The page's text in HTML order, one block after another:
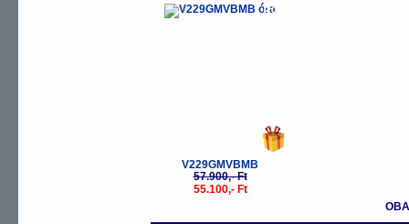
-5%
V229GMVBMB
57.900,- Ft
55.100,- Ft